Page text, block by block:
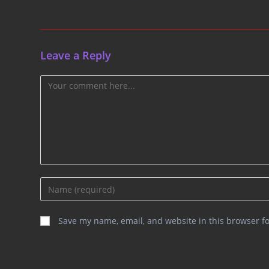
Leave a Reply
Comment
Enter
your
name
or
Save my name, email, and website in this browser